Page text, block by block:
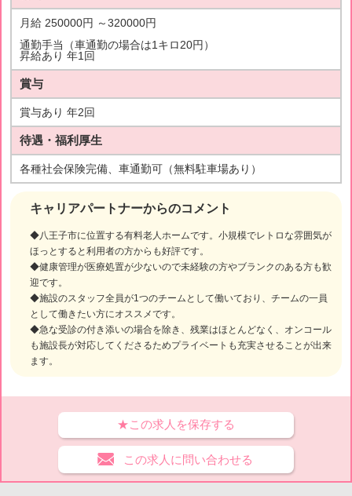
キャリアパートナーからのコメント
◆八王子市に位置する有料老人ホームです。小規模でレトロな雰囲気が
ほっとすると利用者の方からも好評です。
◆健康管理が医療処置が少ないので未経験の方やブランクのある方も歓
迎です。
◆施設のスタッフ全員が1つのチームとして働いており、チームの一員
として働きたい方にオススメです。
◆急な受診の付き添いの場合を除き、残業はほとんどなく、オンコール
も施設長が対応してくださるためプライベートも充実させることが出来
ます。
月給 250000円 ～320000円
通勤手当（車通勤の場合は1キロ20円）
昇給あり 年1回
賞与
賞与あり 年2回
待遇・福利厚生
各種社会保険完備、車通勤可（無料駐車場あり）
★この求人を保存する
この求人に問い合わせる